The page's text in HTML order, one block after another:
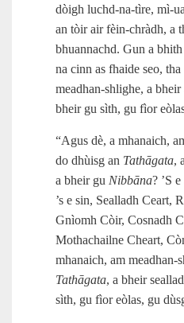
dòigh luchd‑na‑tìre,
an tòir air fèin‑chràdh, a
bhuannachd. Gun a
na cinn as fhaide seo, tha
meadhan‑shlighe, a
bheir gu sìth, gu fìor
“Agus dè, a mhanaich,
do dhùisg an Tathāgata,
a bheir gu Nibbāna? ’S
’s e sin, Sealladh Ceart,
Gnìomh Còir, Cosnadh
Mothachailne Cheart,
mhanaich, am
Tathāgata, a bheir
sìth, gu fìor eòlas, gu